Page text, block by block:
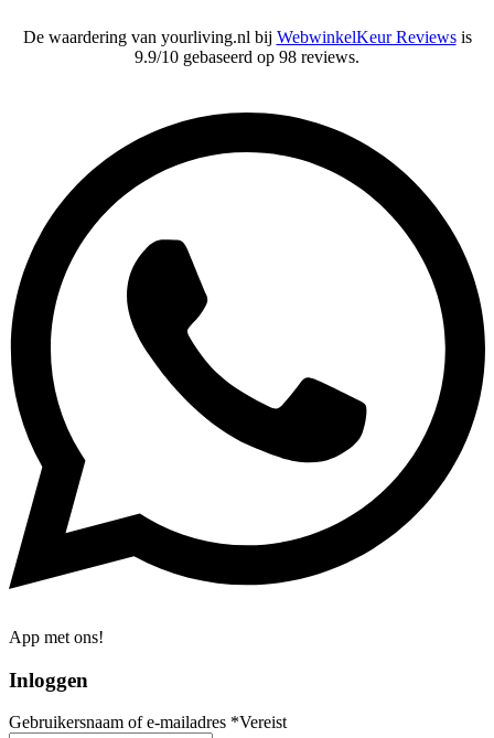
De waardering van yourliving.nl bij WebwinkelKeur Reviewsis
9.9/10 gebaseerd op 98 reviews.
App met ons!
Inloggen
Gebruikersnaam of e-mailadres *Vereist